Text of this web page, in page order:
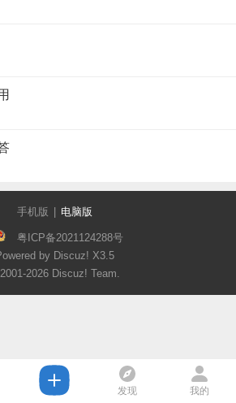
手机版 电脑版
粤ICP备2021124288号
by Discuz! X3.5
2026 Discuz! Team.
发现 我的